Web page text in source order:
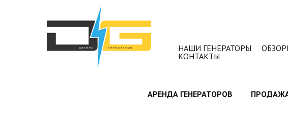
НАШИ ГЕНЕРАТОРЫ
КОНТАКТЫ
АРЕНДА ГЕНЕРАТОРОВ